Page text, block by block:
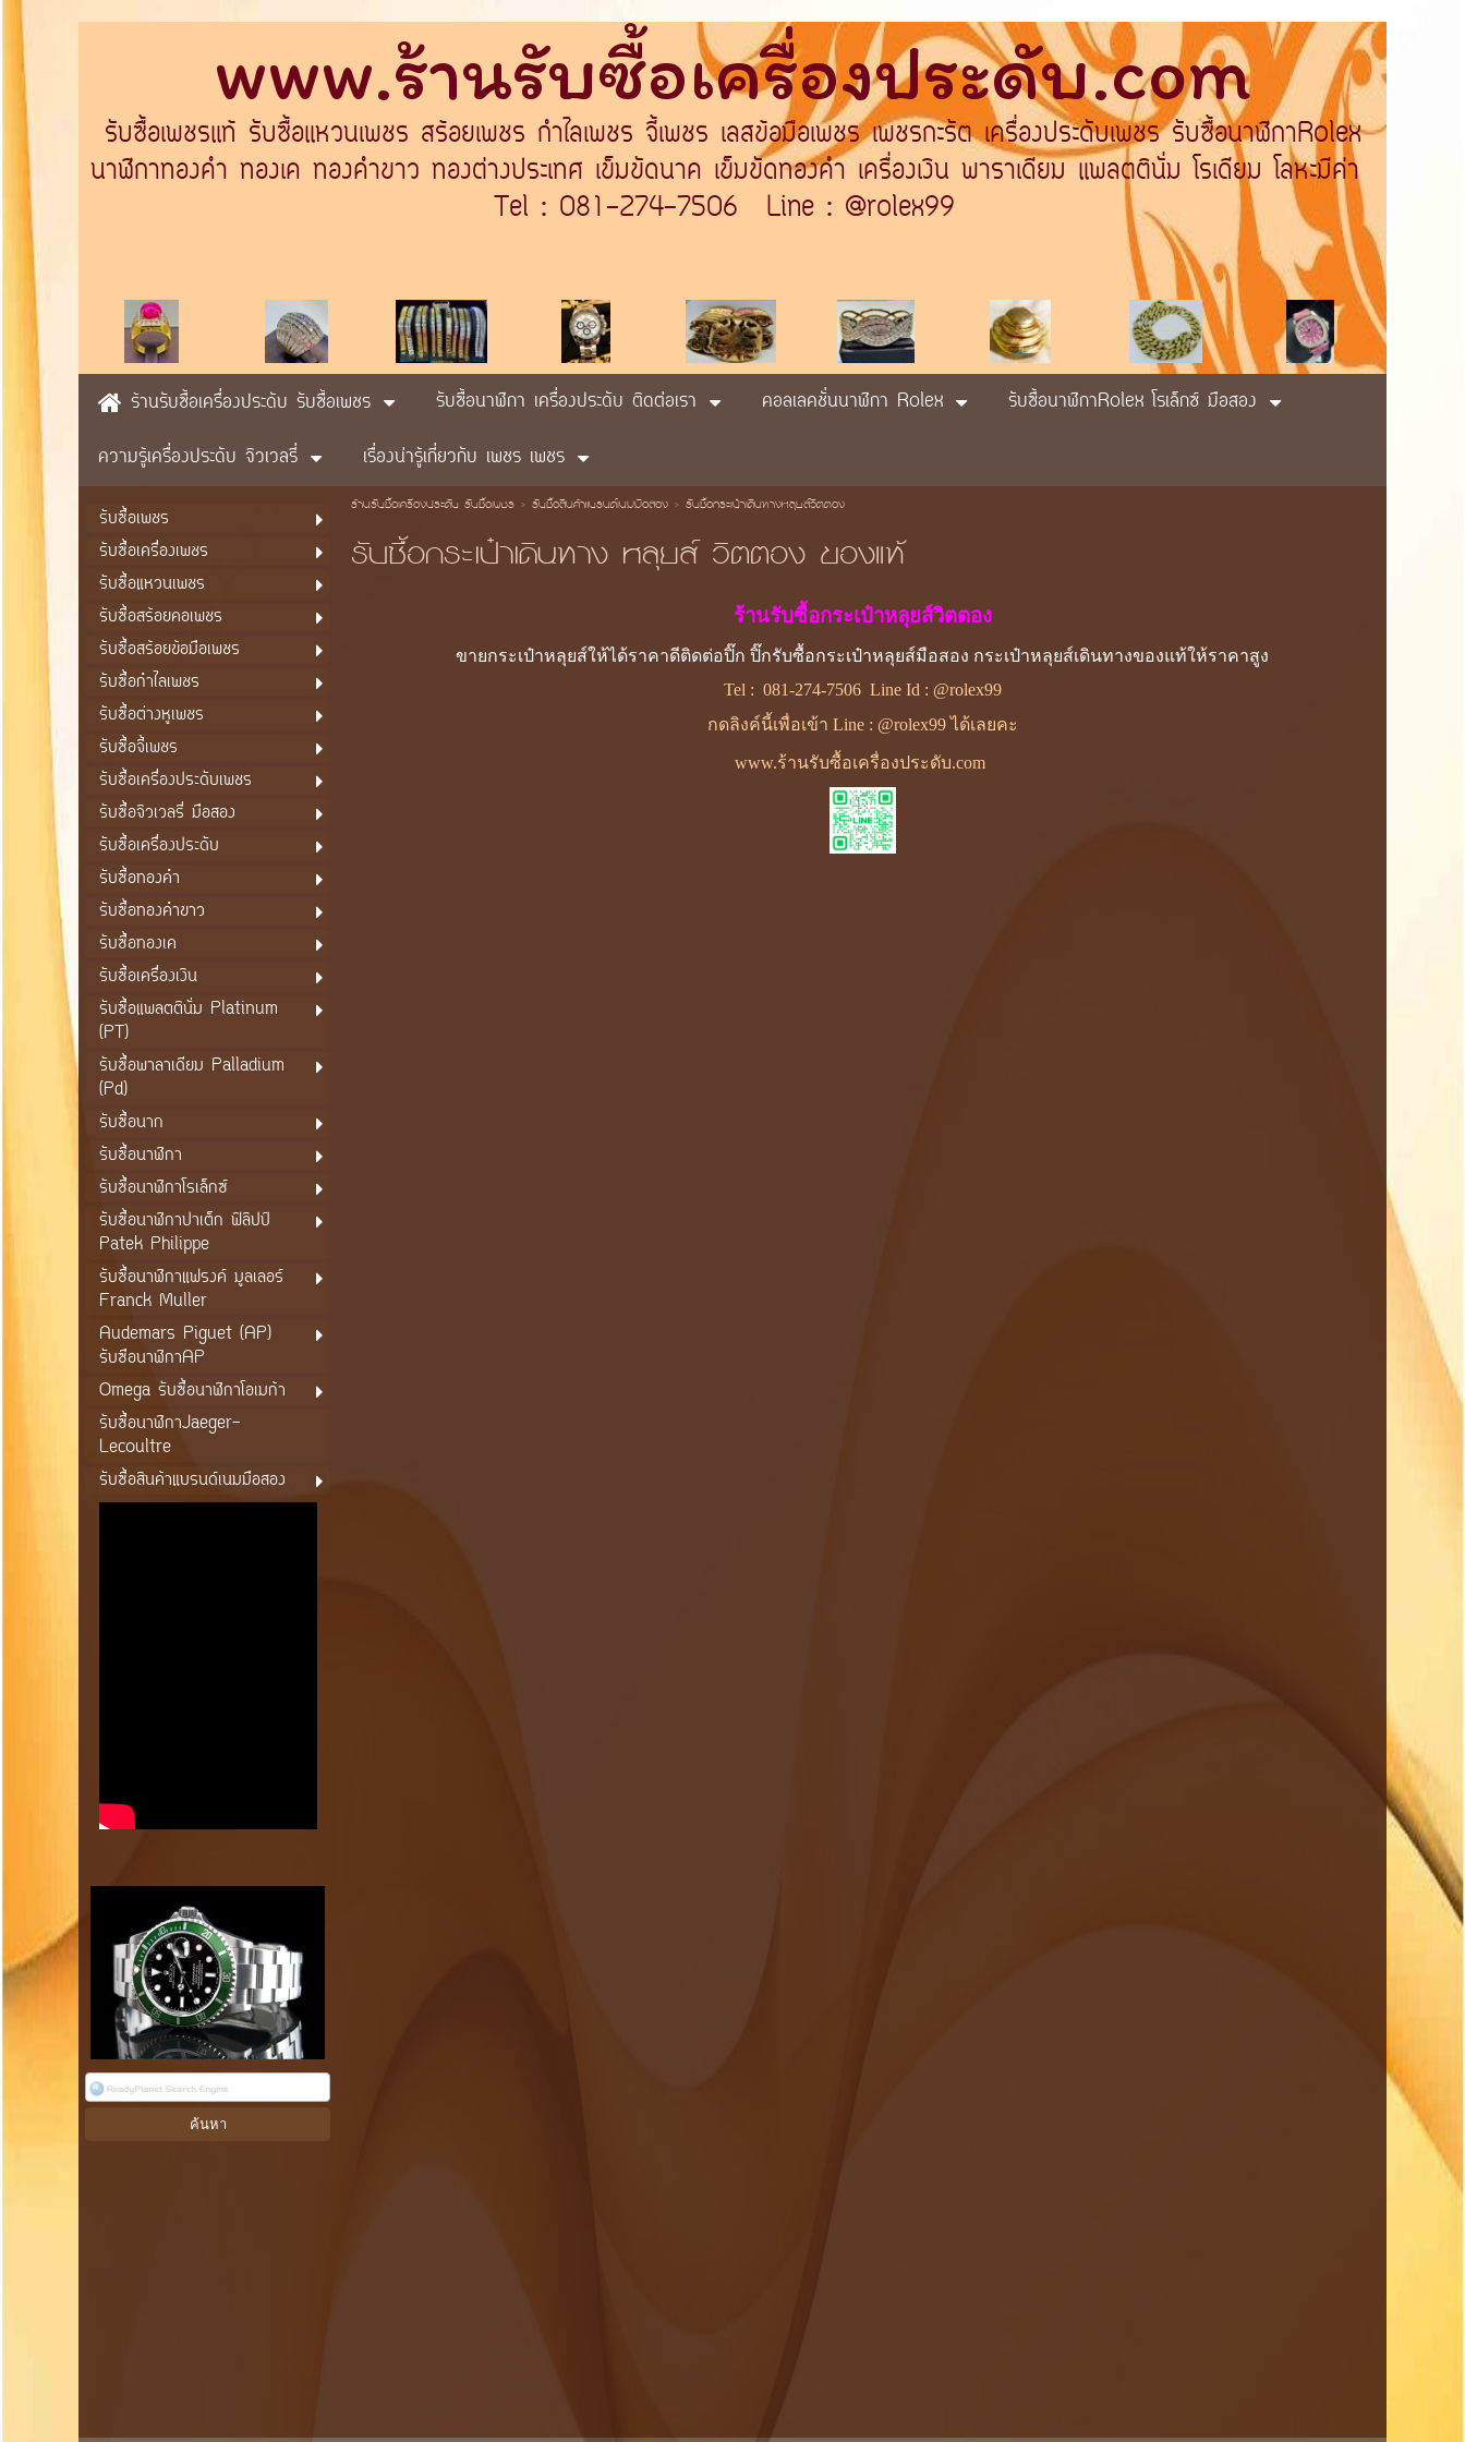
www.ร้านรับซื้อเครื่องประดับ.com
รับซื้อเพชรแท้ รับซื้อแหวนเพชร สร้อยเพชร กำไลเพชร จี้เพชร เลสข้อมือเพชร เพชรกะรัต เครื่องประดับเพชร รับซื้อนาฬิกาRolex
นาฬิกาทองคำ ทองเค ทองคำขาว ทองต่างประเทศ เข็มขัดนาค เข็มขัดทองคำ เครื่องเงิน พาราเดียม แพลตตินั่ม โรเดียม โลหะมีค่า
Tel : 081-274-7506 Line : @rolex99
ร้านรับซื้อเครื่องประดับ รับซื้อเพชร รับซื้อนาฬิกา เครื่องประดับ ติดต่อเรา คอลเลคชั่นนาฬิกา Rolex
รับซื้อนาฬิกาRolex โรเล็กซ์ มือสอง
ความรู้เครื่องประดับ จิวเวลรี่
เรื่องน่ารู้เกี่ยวกับ เพชร เพชร
รับซื้อเพชร
รับซื้อเครื่องเพชร
รับซื้อแหวนเพชร
รับซื้อสร้อยคอเพชร
รับซื้อสร้อยข้อมือเพชร
รับซื้อกำไลเพชร
รับซื้อต่างหูเพชร
รับซื้อจี้เพชร
รับซื้อเครื่องประดับเพชร
รับซื้อจิวเวลรี่ มือสอง
รับซื้อเครื่องประดับ
รับซื้อทองคำ
รับซื้อทองคำขาว
รับซื้อทองเค
รับซื้อเครื่องเงิน
รับซื้อแพลตตินั่ม Platinum
(PT)
รับซื้อพาลาเดียม Palladium
(Pd)
รับซื้อนาก
รับซื้อนาฬิกา
รับซื้อนาฬิกาโรเล็กซ์
รับซื้อนาฬิกาปาเต็ก ฟิลิปป์
Patek Philippe
รับซื้อนาฬิกาแฟรงค์ มูลเลอร์
Franck Muller
Audemars Piguet (AP)
รับซือนาฬิกาAP
Omega รับซื้อนาฬิกาโอเมก้า
รับซื้อนาฬิกาJaeger-
Lecoultre
รับซื้อสินค้าแบรนด์เนมมือสอง
ร้านรับซื้อเครื่องประดับ รับซื้อเพชร> รับซื้อสินค้าแบรนด์เนมมือสอง> รับซื้อกระเป๋าเดินทางหลุยส์วิตตอง
รับซื้อกระเป๋าเดินทาง หลุยส์ วิตตอง ของแท้
ร้านรับซื้อกระเป๋าหลุยส์วิตตอง
ขายกระเป๋าหลุยส์ให้ได้ราคาดีติดต่อปิ๊ก ปิ๊กรับซื้อกระเป๋าหลุยส์มือสอง กระเป๋าหลุยส์เดินทางของแท้ให้ราคาสูง
Tel : 081-274-7506Line Id : @rolex99
กดลิงค์นี้เพื่อเข้า Line : @rolex99 ได้เลยคะ
www.ร้านรับซื้อเครื่องประดับ.com